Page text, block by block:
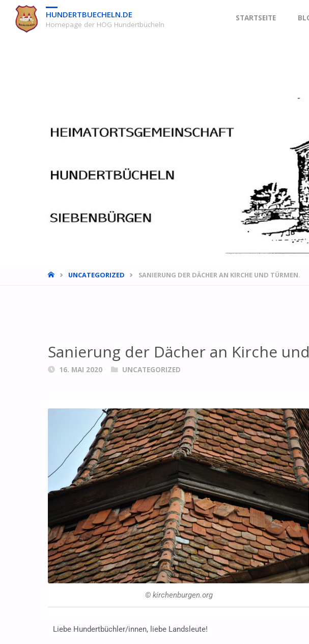
HUNDERTBUECHELN.DE
Homepage der HOG Hundertbücheln
STARTSEITE
UNCATEGORIZED SANIERUNG DER DÄCHER AN KIRCHE UND TÜRMEN.
Sanierung der Dächer an Kirche
16. MAI 2020 UNCATEGORIZED
© kirchenburgen.org
Liebe Hundertbüchler/innen, liebe Landsleute!